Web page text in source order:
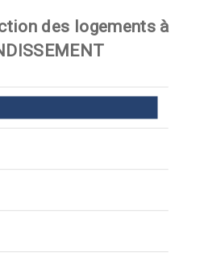
des logements à